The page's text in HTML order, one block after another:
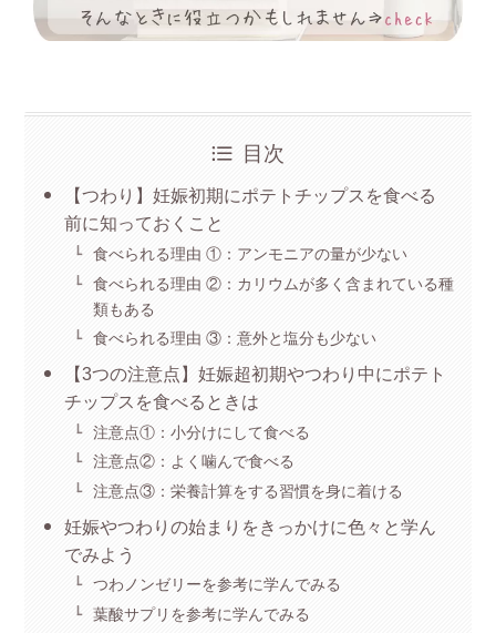
目次
【つわり】妊娠初期にポテトチップスを食べる
前に知っておくこと
食べられる理由 ①：アンモニアの量が少ない
食べられる理由 ②：カリウムが多く含まれている種
類もある
食べられる理由 ③：意外と塩分も少ない
【3つの注意点】妊娠超初期やつわり中にポテト
チップスを食べるときは
注意点①：小分けにして食べる
注意点②：よく噛んで食べる
注意点③：栄養計算をする習慣を身に着ける
妊娠やつわりの始まりをきっかけに色々と学ん
でみよう
つわノンゼリーを参考に学んでみる
葉酸サプリを参考に学んでみる